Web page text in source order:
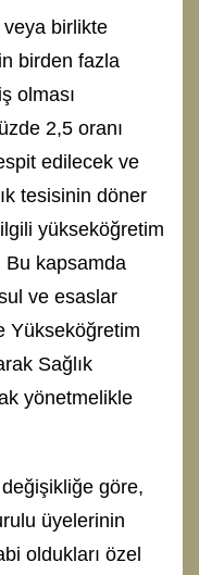
veya birlikte
birden fazla
olması
2,5 oranı
edilecek ve
tesisinin döner
yükseköğretim
Bu kapsamda
ve esaslar
Yükseköğretim
Sağlık
yönetmelikle
göre,
üyelerinin
oldukları özel